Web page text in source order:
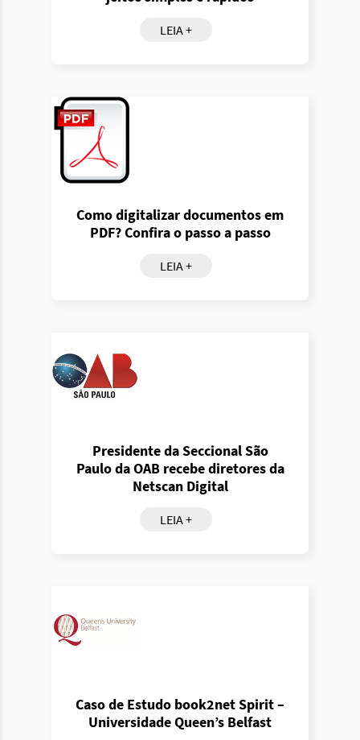
LEIA +
Como digitalizar documentos em
PDF? Confira o passo a passo
LEIA +
Presidente da Seccional São
Paulo da OAB recebe diretores da
Netscan Digital
LEIA +
Caso de Estudo book2net Spirit –
Universidade Queen’s Belfast